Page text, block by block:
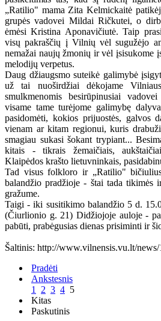
„Ratilio" mama Zita Kelmickaitė
grupės vadovei Mildai Ričkutei, o
ėmėsi Kristina Aponavičiutė. Taip
visų pakraščių į Vilnių vėl sugužėjo
nemažai naujų žmonių ir vėl įsisukome
melodijų verpetus.
Daug džiaugsmo suteikė galimybė
už tai nuoširdžiai dėkojame
smulkmenomis besirūpinusiai
visame tame turėjome galimybę
pasidomėti, kokios prijuostės, galvos
vienam ar kitam regionui, kuris
smagiau sukasi šokant trypiant...
kitais - tikrais žemaičiais,
Klaipėdos krašto lietuvninkais,
Tad visus folkloro ir „Ratilio"
balandžio pradžioje - štai tada tikimės
gražume.
Taigi - iki susitikimo balandžio 5 d.
(Čiurlionio g. 21) Didžiojoje auloje -
pabūti, prabėgusias dienas prisiminti ir
Šaltinis: http://www.vilnensis.vu.lt/
Pradėti
Ankstesnis
1 2 3 4 5
Kitas
Paskutinis